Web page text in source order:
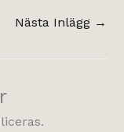
Nästa Inlägg →